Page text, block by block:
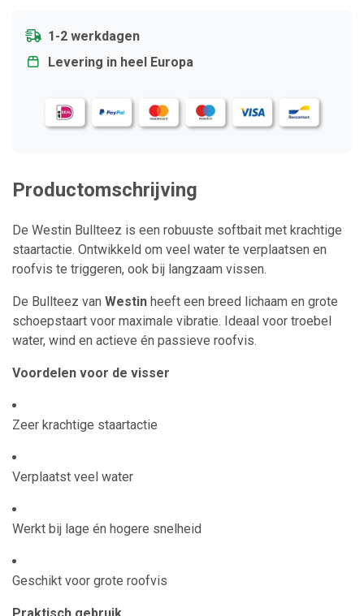
1-2 werkdagen
Levering in heel Europa
Productomschrijving
De Westin Bullteez is een robuuste softbait met krachtige
staartactie. Ontwikkeld om veel water te verplaatsen en
roofvis te triggeren, ook bij langzaam vissen.
De Bullteez van Westin heeft een breed lichaam en grote
schoepstaart voor maximale vibratie. Ideaal voor troebel
water, wind en actieve én passieve roofvis.
Voordelen voor de visser
Zeer krachtige staartactie
Verplaatst veel water
Werkt bij lage én hogere snelheid
Geschikt voor grote roofvis